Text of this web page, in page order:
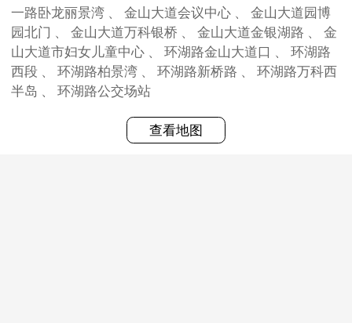
一路卧龙丽景湾 、 金山大道会议中心 、 金山大道园博
园北门 、 金山大道万科银桥 、 金山大道金银湖路 、 金
山大道市妇女儿童中心 、 环湖路金山大道口 、 环湖路
西段 、 环湖路柏景湾 、 环湖路新桥路 、 环湖路万科西
半岛 、 环湖路公交场站
查看地图